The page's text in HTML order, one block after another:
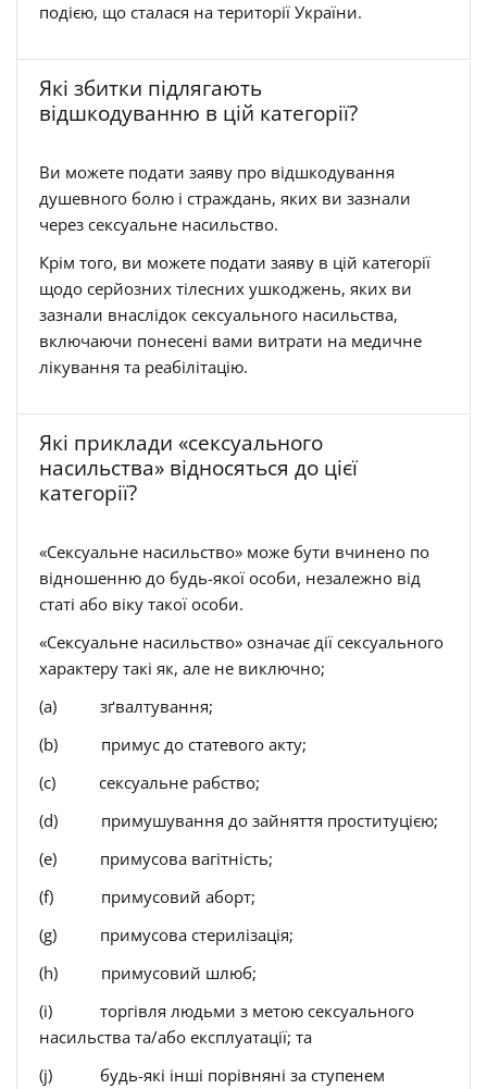
подією, що сталася на території України.
Які збитки підлягають
відшкодуванню в цій категорії?
Ви можете подати заяву про відшкодування
душевного болю і страждань, яких ви зазнали
через сексуальне насильство.
Крім того, ви можете подати заяву в цій категорії
щодо серйозних тілесних ушкоджень, яких ви
зазнали внаслідок сексуального насильства,
включаючи понесені вами витрати на медичне
лікування та реабілітацію.
Які приклади «сексуального
насильства» відносяться до цієї
категорії?
«Сексуальне насильство» може бути вчинено по
відношенню до будь-якої особи, незалежно від
статі або віку такої особи.
«Сексуальне насильство» означає дії сексуального
характеру такі як, але не виключно;
(a) зґвалтування;
(b) примус до статевого акту;
(c) сексуальне рабство;
(d) примушування до зайняття проституцією;
(e) примусова вагітність;
(f) примусовий аборт;
(g) примусова стерилізація;
(h) примусовий шлюб;
(i) торгівля людьми з метою сексуального
насильства та/або експлуатації; та
(j) будь-які інші порівняні за ступенем